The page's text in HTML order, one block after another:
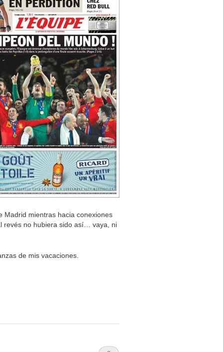
Madrid mientras hacia conexiones
revés no hubiera sido así… vaya, ni
de mis vacaciones.